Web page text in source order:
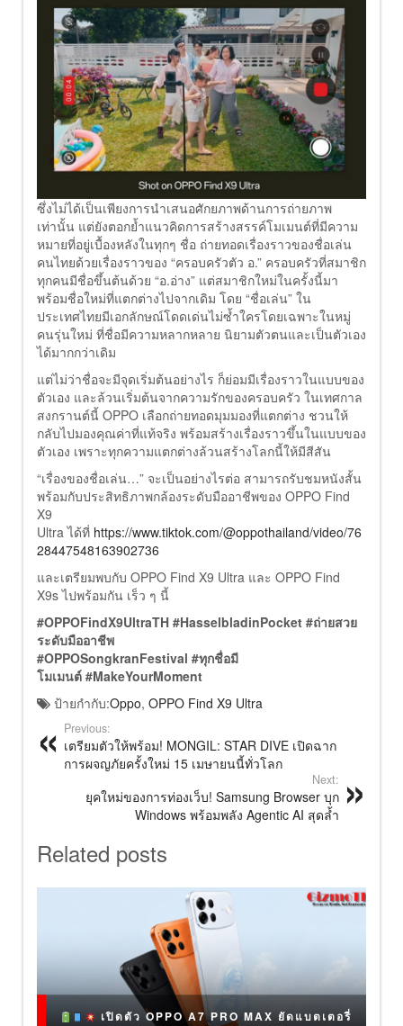
ซึ่งไม่ได้เป็นเพียงการนำเสนอศักยภาพด้านการถ่ายภาพ
เท่านั้น แต่ยังตอกย้ำแนวคิดการสร้างสรรค์โมเมนต์ที่มีความ
หมายที่อยู่เบื้องหลังในทุกๆ ชื่อ ถ่ายทอดเรื่องราวของชื่อเล่น
คนไทยด้วยเรื่องราวของ “ครอบครัวตัว อ.” ครอบครัวที่สมาชิก
ทุกคนมีชื่อขึ้นต้นด้วย “อ.อ่าง” แต่สมาชิกใหม่ในครั้งนี้มา
พร้อมชื่อใหม่ที่แตกต่างไปจากเดิม โดย “ชื่อเล่น” ใน
ประเทศไทยมีเอกลักษณ์โดดเด่นไม่ซ้ำใครโดยเฉพาะในหมู่
คนรุ่นใหม่ ที่ชื่อมีความหลากหลาย นิยามตัวตนและเป็นตัวเอง
ได้มากกว่าเดิม
แต่ไม่ว่าชื่อจะมีจุดเริ่มต้นอย่างไร ก็ย่อมมีเรื่องราวในแบบของ
ตัวเอง และล้วนเริ่มต้นจากความรักของครอบครัว ในเทศกาล
สงกรานต์นี้ OPPO เลือกถ่ายทอดมุมมองที่แตกต่าง ชวนให้
กลับไปมองคุณค่าที่แท้จริง พร้อมสร้างเรื่องราวขึ้นในแบบของ
ตัวเอง เพราะทุกความแตกต่างล้วนสร้างโลกนี้ให้มีสีสัน
“เรื่องของชื่อเล่น…” จะเป็นอย่างไรต่อ สามารถรับชมหนังสั้น
พร้อมกับประสิทธิภาพกล้องระดับมืออาชีพของ OPPO Find
X9
Ultra ได้ที่ https://www.tiktok.com/@oppothailand/video/76
28447548163902736
และเตรียมพบกับ OPPO Find X9 Ultra และ OPPO Find
X9s ไปพร้อมกัน เร็ว ๆ นี้
#OPPOFindX9UltraTH #HasselbladinPocket #ถ่ายสวย
ระดับมืออาชีพ
#OPPOSongkranFestival #ทุกชื่อมี
โมเมนต์ #MakeYourMoment
ป้ายกำกับ:Oppo, OPPO Find X9 Ultra
Previous:
เตรียมตัวให้พร้อม! MONGIL: STAR DIVE เปิดฉาก
การผจญภัยครั้งใหม่ 15 เมษายนนี้ทั่วโลก
Next:
ยุคใหม่ของการท่องเว็บ! Samsung Browser บุก
Windows พร้อมพลัง Agentic AI สุดล้ำ
Related posts
เปิดตัว OPPO A7 PRO MAX ยัดแบตเตอรี่